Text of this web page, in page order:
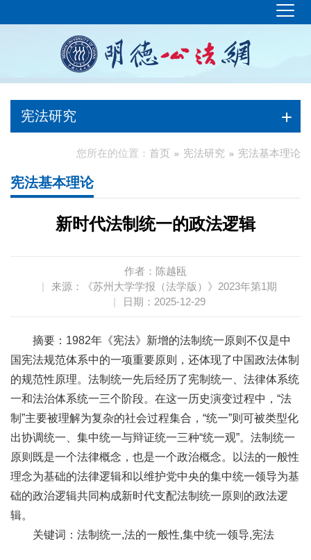
宪法研究
您所在的位置： 首页 宪法研究 宪法基本理论
宪法基本理论
新时代法制统一的政法逻辑
作者：陈越瓯
|
来源：《苏州大学学报（法学版）》2023年第1期
|
日期：2025-12-29
摘要：1982年《宪法》新增的法制统一原则不仅是中
国宪法规范体系中的一项重要原则，还体现了中国政法体制
的规范性原理。法制统一先后经历了宪制统一、法律体系统
一和法治体系统一三个阶段。在这一历史演变过程中，“法
制”主要被理解为复杂的社会过程集合，“统一”则可被类型化
出协调统一、集中统一与辩证统一三种“统一观”。法制统一
原则既是一个法律概念，也是一个政治概念。以法的一般性
理念为基础的法律逻辑和以维护党中央的集中统一领导为基
础的政治逻辑共同构成新时代支配法制统一原则的政法逻
辑。
关键词：法制统一,法的一般性,集中统一领导,宪法